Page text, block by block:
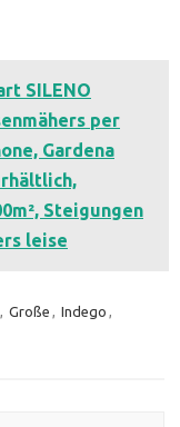
SILENO
per
Gardena
Steigungen
leise
Große Indego